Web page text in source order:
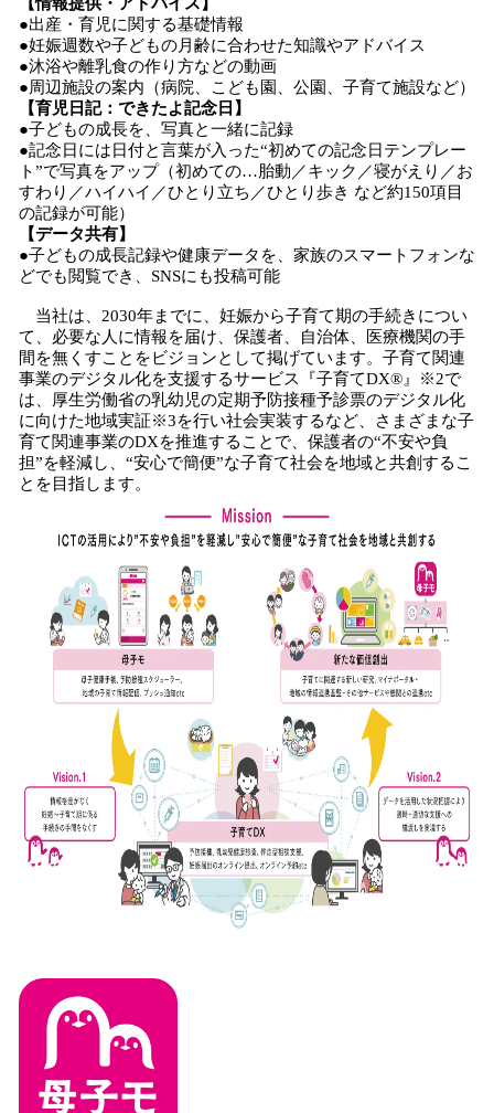
●出産・育児に関する基礎情報
●妊娠週数や子どもの月齢に合わせた知識やアドバイス
●沐浴や離乳食の作り方などの動画
●周辺施設の案内（病院、こども園、公園、子育て施設など）
【育児日記：できたよ記念日】
●子どもの成長を、写真と一緒に記録
●記念日には日付と言葉が入った“初めての記念日テンプレー
ト”で写真をアップ（初めての…胎動／キック／寝がえり／お
すわり／ハイハイ／ひとり立ち／ひとり歩き など約150項目
の記録が可能）
【データ共有】
●子どもの成長記録や健康データを、家族のスマートフォンな
どでも閲覧でき、SNSにも投稿可能
当社は、2030年までに、妊娠から子育て期の手続きについ
て、必要な人に情報を届け、保護者、自治体、医療機関の手
間を無くすことをビジョンとして掲げています。子育て関連
事業のデジタル化を支援するサービス『子育てDX®』※2で
は、厚生労働省の乳幼児の定期予防接種予診票のデジタル化
に向けた地域実証※3を行い社会実装するなど、さまざまな子
育て関連事業のDXを推進することで、保護者の“不安や負
担”を軽減し、“安心で簡便”な子育て社会を地域と共創するこ
とを目指します。